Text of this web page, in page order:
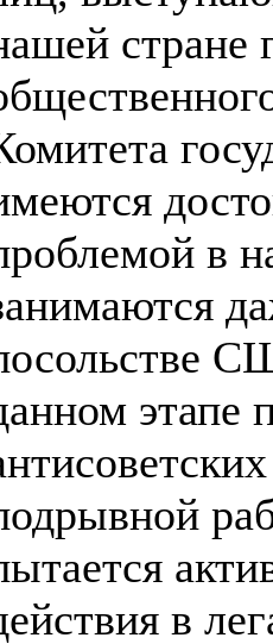
стране
в
этапе
в